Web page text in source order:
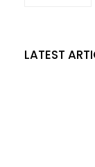
LATEST